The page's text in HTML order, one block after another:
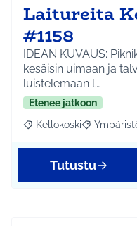
Laitureita
#1158
IDEAN KUVAUS:
kesäisin uimaan ja
luistelemaan l…
Etenee jatkoon
Rajaa tulokset aihepiirin
Kellokoski Rajaa
Tutustu